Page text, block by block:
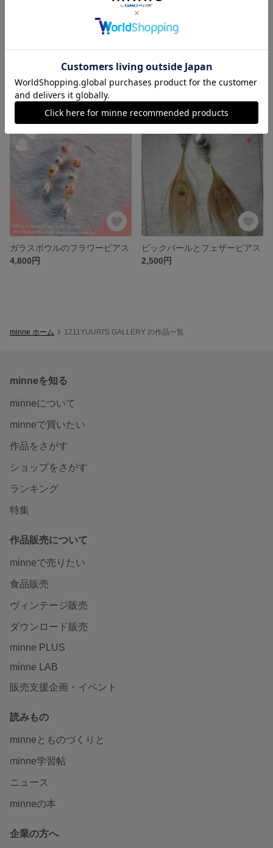
マリンブレスレット
2,190円
ヒトデのピアス
1,640円
残り1点
ガラスボウルのフラワーピアス
4,800円
残り1点
ビックパールとフェザーピアス
2,500円
minne ホーム 1211YUURI'S GALLERY の作品一覧
minneを知る
minneについて
minneで買いたい
作品をさがす
ショップをさがす
ランキング
特集
作品販売について
minneで売りたい
食品販売
ヴィンテージ販売
ダウンロード販売
minne PLUS
minne LAB
販売支援企画・イベント
読みもの
minneとものづくりと
minne学習帖
ニュース
minneの本
企業の方へ